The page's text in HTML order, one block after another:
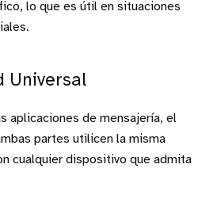
lo que es útil en situaciones
Universal
aplicaciones de mensajería, el
partes utilicen la misma
cualquier dispositivo que admita